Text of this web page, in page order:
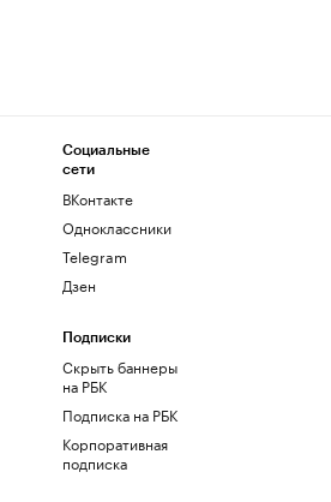
Социальные
сети
ВКонтакте
Одноклассники
Telegram
Дзен
Подписки
Скрыть баннеры
на РБК
Подписка на РБК
Корпоративная
подписка